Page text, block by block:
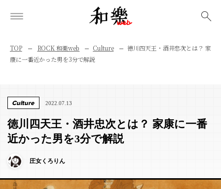
TOP ROCK 和樂web Culture
徳川四天王・酒井忠次とは？ 家
康に一番近かった男を3分で解説
Culture 2022.07.13
徳川四天王・酒井忠次とは？ 家康に一番
近かった男を3分で解説
圧女くろりん